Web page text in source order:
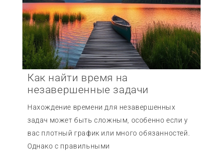
Как найти время на
незавершенные задачи
Нахождение времени для незавершенных
задач может быть сложным, особенно если у
вас плотный график или много обязанностей.
Однако с правильными